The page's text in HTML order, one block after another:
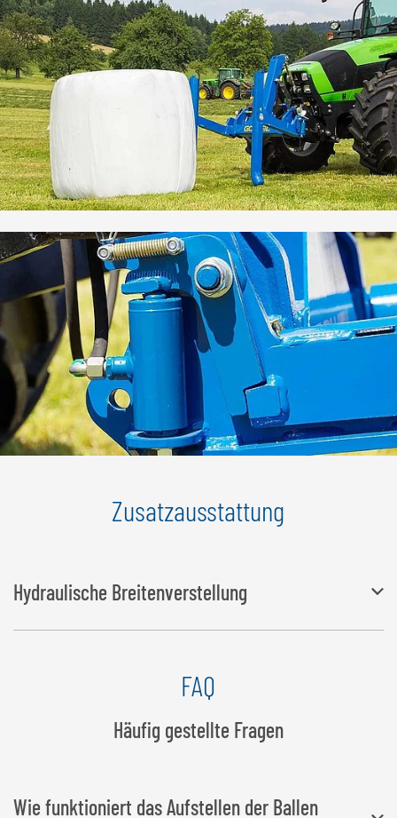
Zusatzausstattung
Hydraulische Breitenverstellung
verstellbar Doppeltwirkender Hydraulikanschluss erforderlich
FAQ
Häufig gestellte Fragen
Wie funktioniert das Aufstellen der Ballen